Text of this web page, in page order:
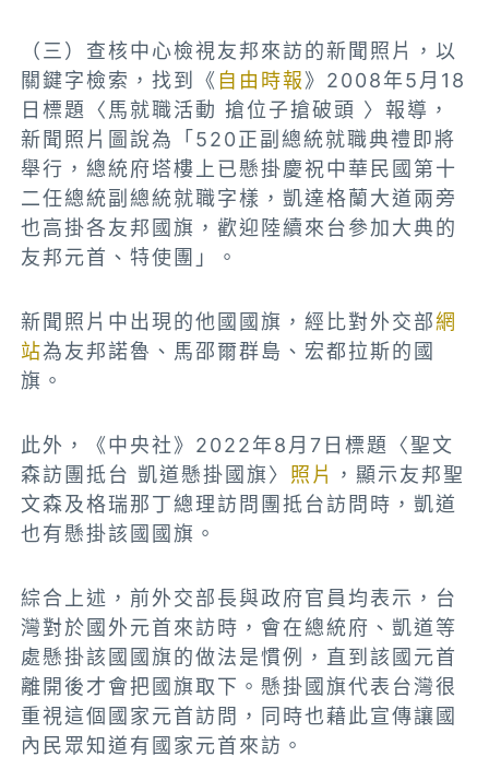
（三）查核中心檢視友邦來訪的新聞照片，以
關鍵字檢索，找到《 自由時報》2008年5月18
日標題〈馬就職活動 搶位子搶破頭 〉報導，
新聞照片圖說為「520正副總統就職典禮即將
舉行，總統府塔樓上已懸掛慶祝中華民國第十
二任總統副總統就職字樣，凱達格蘭大道兩旁
也高掛各友邦國旗，歡迎陸續來台參加大典的
友邦元首、特使團」。
新聞照片中出現的他國國旗，經比對外交部網
站為友邦諾魯、馬邵爾群島、宏都拉斯的國
旗。
此外，《中央社》2022年8月7日標題〈聖文
森訪團抵台 凱道懸掛國旗〉 照片 ，顯示友邦聖
文森及格瑞那丁總理訪問團抵台訪問時，凱道
也有懸掛該國國旗。
綜合上述，前外交部長與政府官員均表示，台
灣對於國外元首來訪時，會在總統府、凱道等
處懸掛該國國旗的做法是慣例，直到該國元首
離開後才會把國旗取下。懸掛國旗代表台灣很
重視這個國家元首訪問，同時也藉此宣傳讓國
內民眾知道有國家元首來訪。